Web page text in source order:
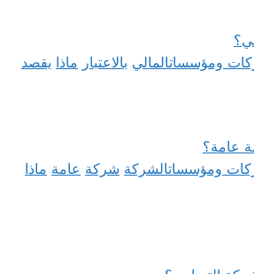
ومؤسساتالمالي بالاعتبار ماذا يقصد
عامة؟
ومؤسساتالشركة شركة عامة ماذا